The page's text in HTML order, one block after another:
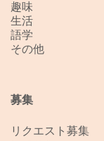
趣味
生活
語学
その他
募集
リクエスト募集